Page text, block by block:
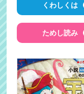
くわしくは
ためし読み